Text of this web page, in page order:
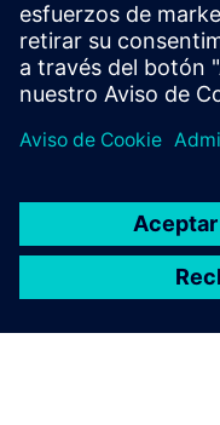
base de datos para
copia de seguridad de